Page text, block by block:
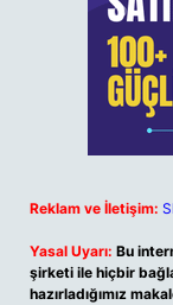
Reklam ve İletişim:
Yasal Uyarı: Bu
şirketi ile hiçbir
hazırladığımız